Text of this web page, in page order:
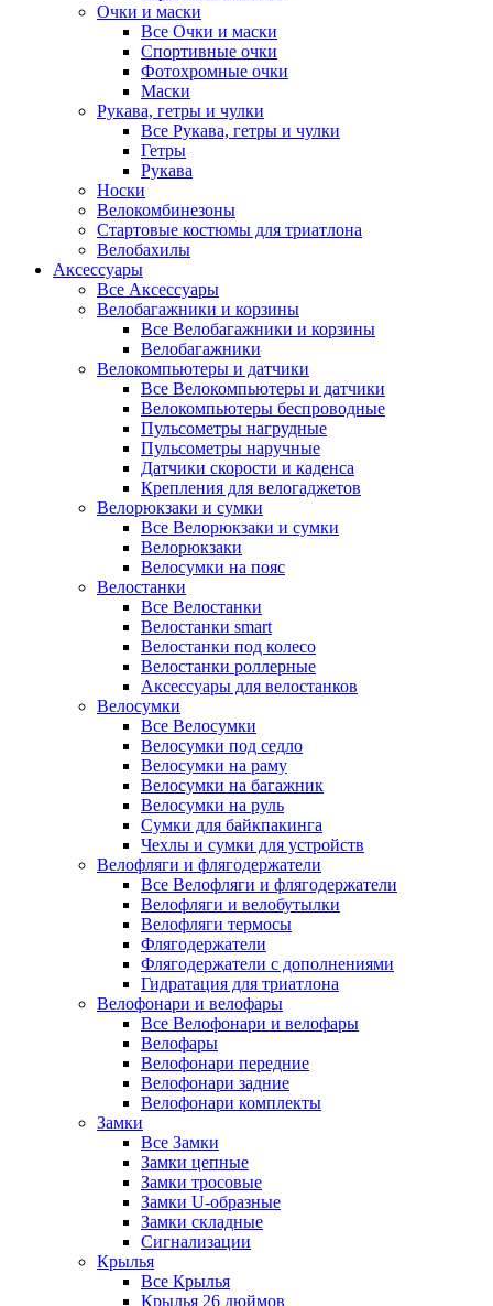
Очки и маски
Все Очки и маски
Спортивные очки
Фотохромные очки
Маски
Рукава, гетры и чулки
Все Рукава, гетры и чулки
Гетры
Рукава
Носки
Велокомбинезоны
Стартовые костюмы для триатлона
Велобахилы
Аксессуары
Все Аксессуары
Велобагажники и корзины
Все Велобагажники и корзины
Велобагажники
Велокомпьютеры и датчики
Все Велокомпьютеры и датчики
Велокомпьютеры беспроводные
Пульсометры нагрудные
Пульсометры наручные
Датчики скорости и каденса
Крепления для велогаджетов
Велорюкзаки и сумки
Все Велорюкзаки и сумки
Велорюкзаки
Велосумки на пояс
Велостанки
Все Велостанки
Велостанки smart
Велостанки под колесо
Велостанки роллерные
Аксессуары для велостанков
Велосумки
Все Велосумки
Велосумки под седло
Велосумки на раму
Велосумки на багажник
Велосумки на руль
Сумки для байкпакинга
Чехлы и сумки для устройств
Велофляги и флягодержатели
Все Велофляги и флягодержатели
Велофляги и велобутылки
Велофляги термосы
Флягодержатели
Флягодержатели с дополнениями
Гидратация для триатлона
Велофонари и велофары
Все Велофонари и велофары
Велофары
Велофонари передние
Велофонари задние
Велофонари комплекты
Замки
Все Замки
Замки цепные
Замки тросовые
Замки U-образные
Замки складные
Сигнализации
Крылья
Все Крылья
Крылья 26 дюймов